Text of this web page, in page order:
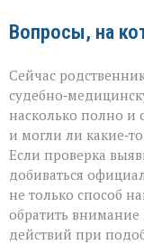
Вопросы, на
Сейчас
насколько полно и
и могли ли
Если проверка
добиваться
не только способ
обратить внимание
действий при